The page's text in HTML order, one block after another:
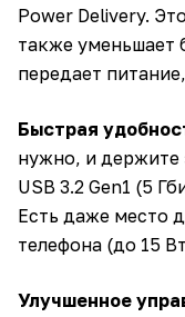
Power Delivery.
также уменьшает
передает
Быстрая
нужно, и держите
USB 3.2 Gen1 (5
Есть даже место
телефона (до 15
Улучшенное